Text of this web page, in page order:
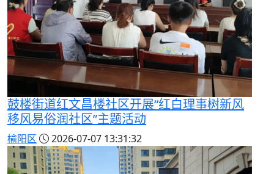
鼓楼街道红文昌楼社区开展“红白理事树新风
移风易俗润社区”主题活动
榆阳区 2026-07-07 13:31:32